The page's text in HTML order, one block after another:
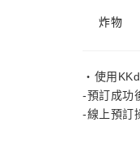
炸物
・使用
-預訂成功
-線上預訂